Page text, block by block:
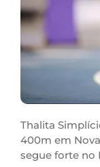
Thalita
400m em
segue forte no